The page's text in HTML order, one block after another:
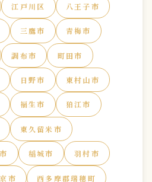
江戸川区 八王子市
三鷹市 青梅市
調布市 町田市
日野市 東村山市
福生市 狛江市
東久留米市
稲城市 羽村市
市 西多摩郡瑞穂町